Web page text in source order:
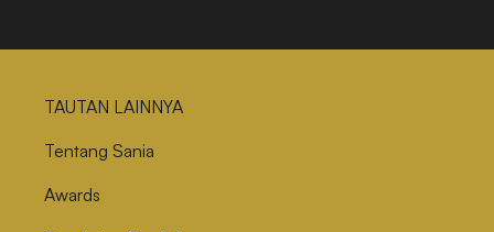
TAUTAN LAINNYA
Tentang Sania
Awards